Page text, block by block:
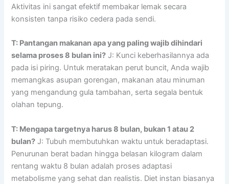
Aktivitas ini sangat efektif membakar lemak secara
konsisten tanpa risiko cedera pada sendi.
T: Pantangan makanan apa yang paling wajib dihindari
selama proses 8 bulan ini? J: Kunci keberhasilannya ada
pada isi piring. Untuk meratakan perut buncit, Anda wajib
memangkas asupan gorengan, makanan atau minuman
yang mengandung gula tambahan, serta segala bentuk
olahan tepung.
T: Mengapa targetnya harus 8 bulan, bukan 1 atau 2
bulan? J: Tubuh membutuhkan waktu untuk beradaptasi.
Penurunan berat badan hingga belasan kilogram dalam
rentang waktu 8 bulan adalah proses adaptasi
metabolisme yang sehat dan realistis. Diet instan biasanya